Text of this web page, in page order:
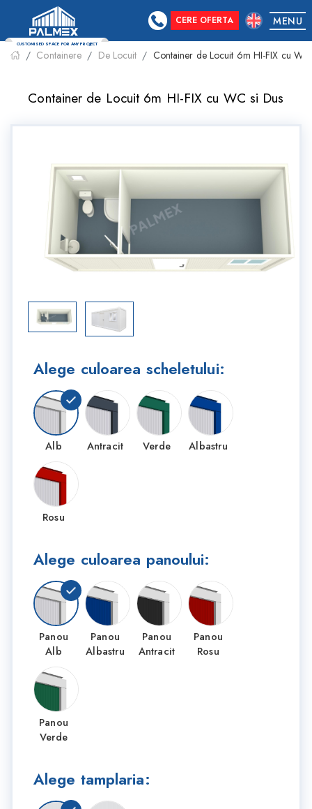
CUSTOMISED SPACE FOR ANY PROJECT
CERE OFERTA MENU
Containere De Locuit Container de Locuit 6m HI-FIX cu
Container de Locuit 6m HI-FIX cu WC si Dus
Alege culoarea scheletului:
Alb Antracit Verde Albastru
Rosu
Alege culoarea panoului:
Panou
Alb
Panou
Albastru
Panou
Antracit
Panou
Rosu
Panou
Verde
Alege tamplaria: